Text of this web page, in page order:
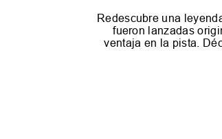
Redescubre una
fueron lanzadas
ventaja en la pista.